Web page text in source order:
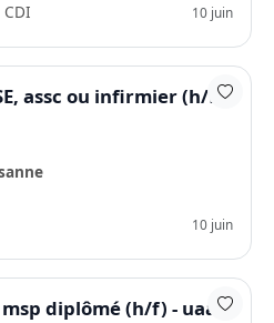
CDI 10 juin
assc ou infirmier (h/f)
10 juin
diplômé (h/f) - uaa -